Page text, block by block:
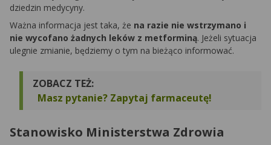
dziedzin medycyny.
Ważna informacja jest taka, że na razie nie wstrzymano i
nie wycofano żadnych leków z metforminą. Jeżeli sytuacja
ulegnie zmianie, będziemy o tym na bieżąco informować.
ZOBACZ TEŻ:
Masz pytanie? Zapytaj farmaceutę!
Stanowisko Ministerstwa Zdrowia